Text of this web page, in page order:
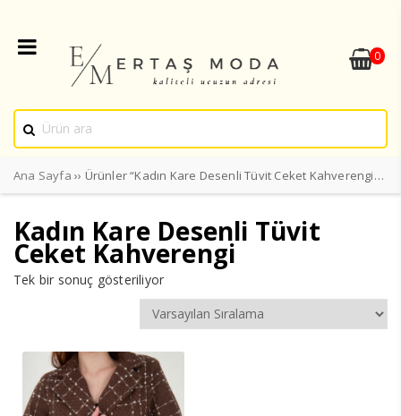
0
Ana Sayfa ›› Ürünler “Kadın Kare Desenli Tüvit Ceket Kahverengi” olarak etiketlendi
Kadın Kare Desenli Tüvit
Ceket Kahverengi
Tek bir sonuç gösteriliyor